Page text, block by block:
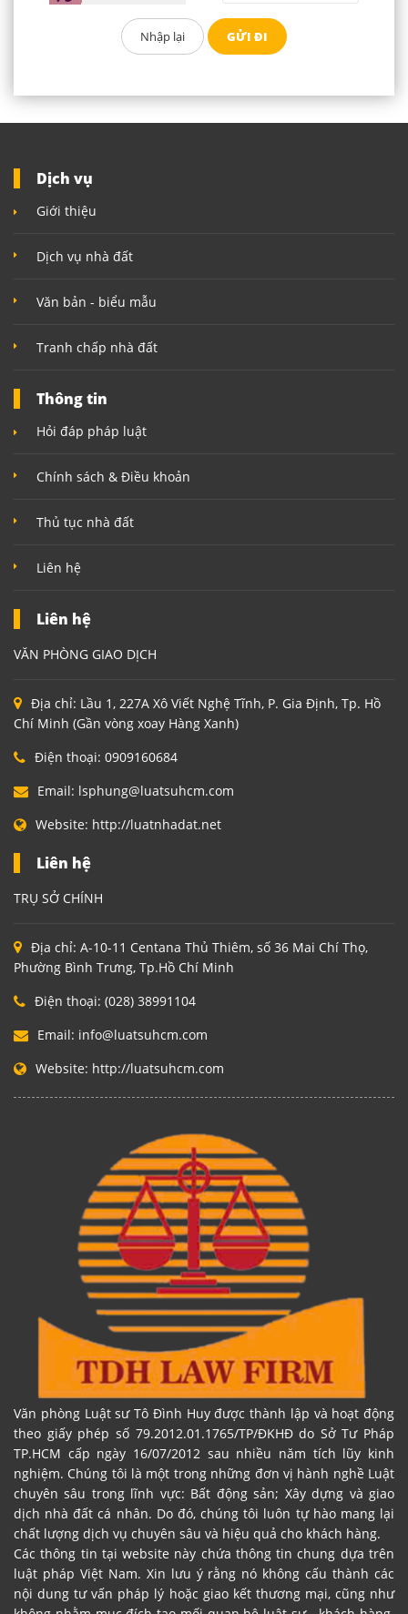
Dịch vụ
Giới thiệu
Dịch vụ nhà đất
Văn bản - biểu mẫu
Tranh chấp nhà đất
Thông tin
Hỏi đáp pháp luật
Chính sách & Điều khoản
Thủ tục nhà đất
Liên hệ
Liên hệ
VĂN PHÒNG GIAO DỊCH
Địa chỉ: Lầu 1, 227A Xô Viết Nghệ Tĩnh, P. Gia Định, Tp. Hồ
Chí Minh (Gần vòng xoay Hàng Xanh)
Điện thoại: 0909160684
Email: lsphung@luatsuhcm.com
Website: http://luatnhadat.net
Liên hệ
TRỤ SỞ CHÍNH
Địa chỉ: A-10-11 Centana Thủ Thiêm, số 36 Mai Chí Thọ,
Phường Bình Trưng, Tp.Hồ Chí Minh
Điện thoại: (028) 38991104
Email: info@luatsuhcm.com
Website: http://luatsuhcm.com
Văn phòng Luật sư Tô Đình Huy được thành lập và hoạt động
theo giấy phép số 79.2012.01.1765/TP/ĐKHĐ do Sở Tư Pháp
TP.HCM cấp ngày 16/07/2012 sau nhiều năm tích lũy kinh
nghiệm. Chúng tôi là một trong những đơn vị hành nghề Luật
chuyên sâu trong lĩnh vực: Bất động sản; Xây dựng và giao
dịch nhà đất cá nhân. Do đó, chúng tôi luôn tự hào mang lại
chất lượng dịch vụ chuyên sâu và hiệu quả cho khách hàng.
Các thông tin tại website này chứa thông tin chung dựa trên
luật pháp Việt Nam. Xin lưu ý rằng nó không cấu thành các
nội dung tư vấn pháp lý hoặc giao kết thương mại, cũng như